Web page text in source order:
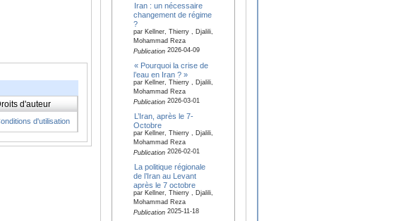
d'auteur
d'utilisation
Iran : un nécessaire
changement de régime
?
par Kellner, Thierry , Djalili,
Mohammad Reza
Publication2026-04-09
« Pourquoi la crise de
l’eau en Iran ? »
par Kellner, Thierry , Djalili,
Mohammad Reza
Publication2026-03-01
L’Iran, après le 7-
Octobre
par Kellner, Thierry , Djalili,
Mohammad Reza
Publication2026-02-01
La politique régionale
de l’Iran au Levant
après le 7 octobre
par Kellner, Thierry , Djalili,
Mohammad Reza
Publication2025-11-18